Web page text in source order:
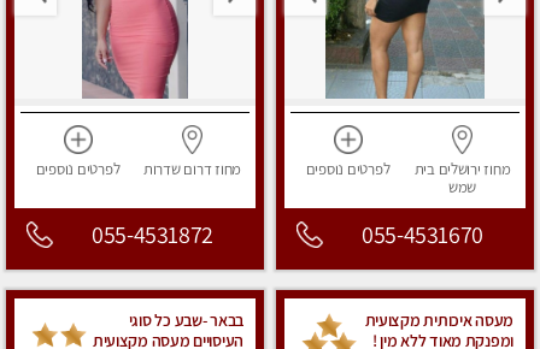
מחוז ירושלים בית
שמש
לפרטים נוספים
055-4531670
מחוז דרוםשדרות לפרטים נוספים
055-4531872
מעסה איכותית מקצועית
ומפנקת מאוד ללא מין !
בבאר -שבע כל סוגי
העיסויים מעסה מקצועית